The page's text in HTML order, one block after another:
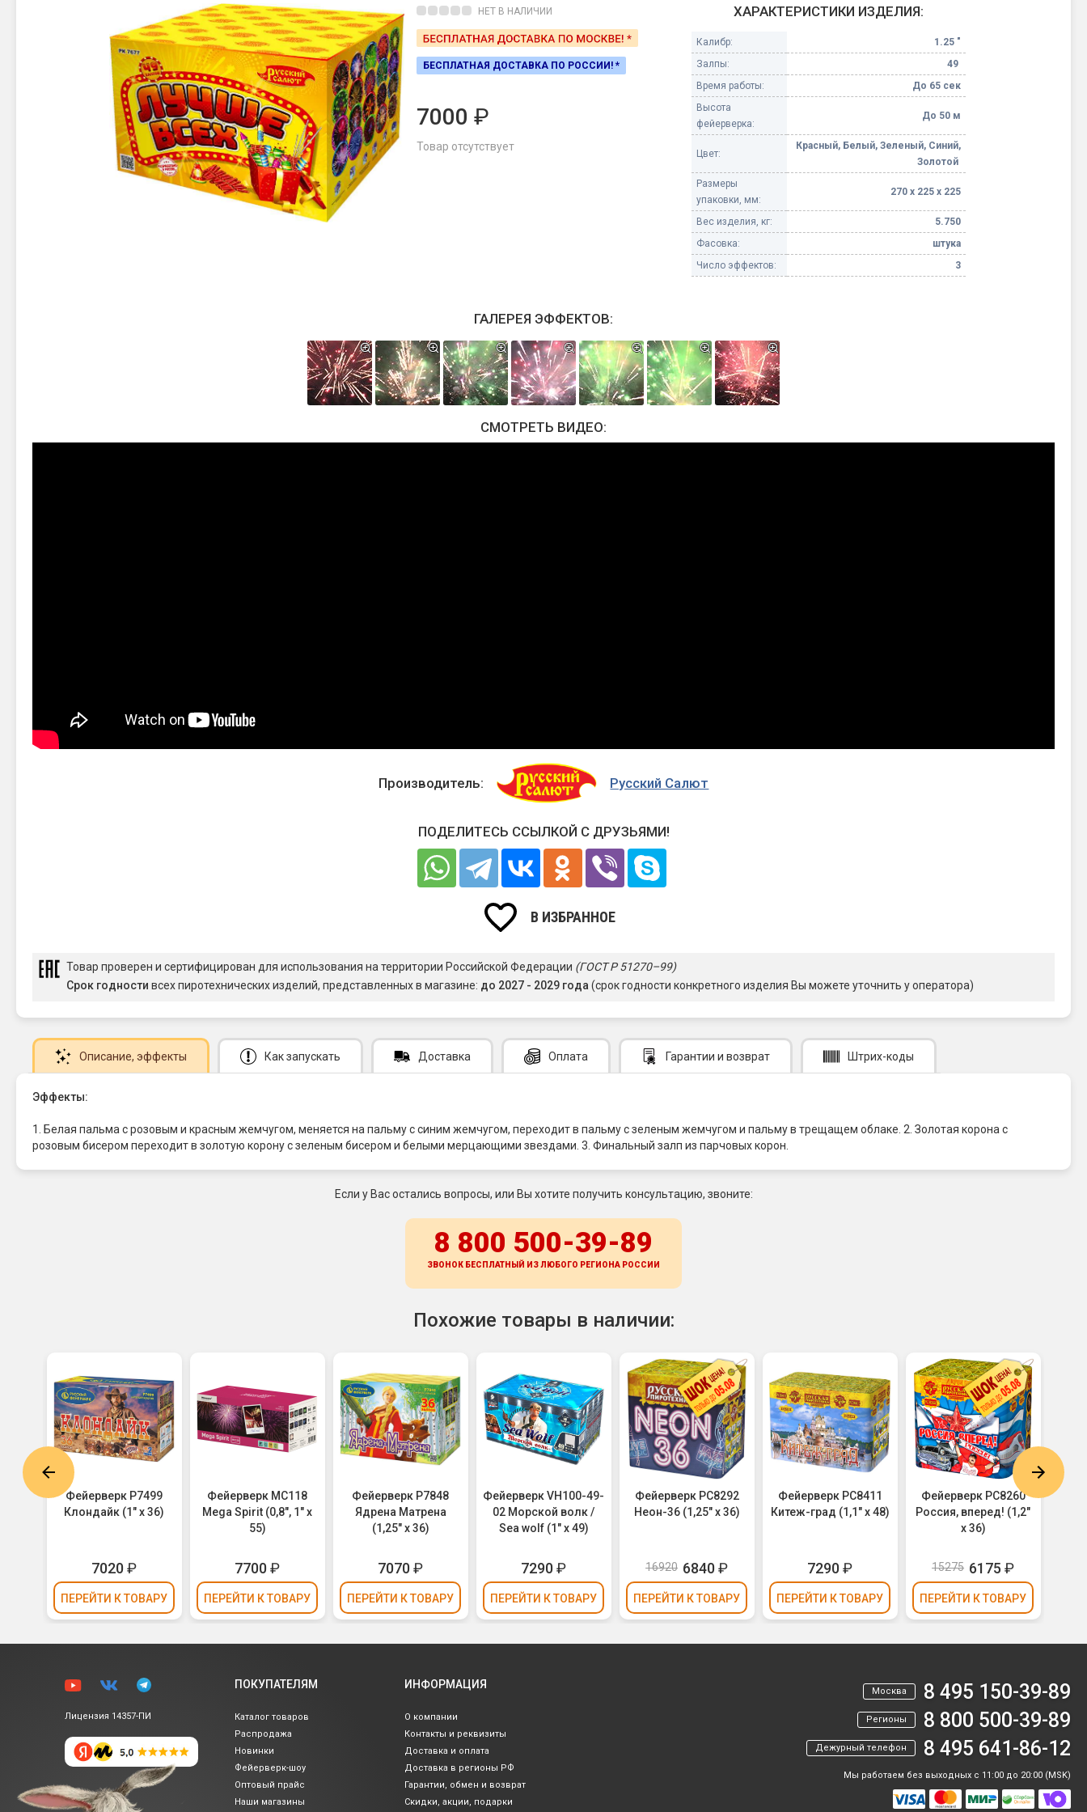
Новинки 2025/26
Фейерверки на свадьбу
Фейерверк-шоу
Батареи салютов
Цветной дым
Петарды
Терочные
Фитильные
Лимонки, гранаты
Корсары
Летающие и наземные
Бабочки, пчелы
Жуки
Циркоблицы
Стробоскопы
Сигнальная пиротехника
Бенгальские огни
Бенгальские огни малые
Бенгальские огни большие
Фонтаны в торт (холодные)
Фонтаны сценические (холодные)
Фестивальные шары
Небесные фонарики
Оборудование для
Елочные гирлянды
НЕТ В НАЛИЧИИ
БЕСПЛАТНАЯ ДОСТАВКА ПО РОССИИ! *
7000 ₽
Товар отсутствует
ХАРАКТЕРИСТИКИ ИЗДЕЛИЯ:
Калибр:
1.25 "
Залпы:
49
Время работы:
До 65 сек
Высота
фейерверка:
До 50 м
Цвет:
Красный, Белый, Зеленый, Синий,
Золотой
Размеры
упаковки, мм:
270 х 225 х 225
Вес изделия, кг:
5.750
Фасовка:
штука
Число эффектов:
3
ГАЛЕРЕЯ ЭФФЕКТОВ:
СМОТРЕТЬ ВИДЕО:
Производитель: Русский Салют
ПОДЕЛИТЕСЬ ССЫЛКОЙ С ДРУЗЬЯМИ!
В ИЗБРАННОЕ
Товар проверен и сертифицирован для использования на территории Российской Федерации (ГОСТ Р 51270–99)
Срок годности всех пиротехнических изделий, представленных в магазине: до 2027 - 2029 года (срок годности конкретного изделия Вы можете уточнить у оператора)
Описание, эффекты Как запускать Доставка Оплата Гарантии и возврат Штрих-коды
Эффекты:
1. Белая пальма с розовым и красным жемчугом, меняется на пальму с синим жемчугом, переходит в пальму с зеленым жемчугом и пальму в трещащем облаке. 2. Золотая корона с
розовым бисером переходит в золотую корону с зеленым бисером и белыми мерцающими звездами. 3. Финальный залп из парчовых корон.
Если у Вас остались вопросы, или Вы хотите получить консультацию, звоните:
8 800 500-39-89
ЗВОНОК БЕСПЛАТНЫЙ ИЗ ЛЮБОГО РЕГИОНА РОССИИ
Похожие товары в наличии:
Фейерверк Р7499
Клондайк (1" х 36)
7020₽
ПЕРЕЙТИ К ТОВАРУ
Фейерверк MC118
Mega Spirit (0,8", 1" х
55)
7700₽
ПЕРЕЙТИ К ТОВАРУ
Фейерверк Р7848
Ядрена Матрена
(1,25" х 36)
7070₽
ПЕРЕЙТИ К ТОВАРУ
Фейерверк VH100-49-
02 Морской волк /
Sea wolf (1" х 49)
7290₽
ПЕРЕЙТИ К ТОВАРУ
Фейерверк РС8292
Неон-36 (1,25" х 36)
16920 6840₽
ПЕРЕЙТИ К ТОВАРУ
Фейерверк РС8411
Китеж-град (1,1" х 48)
7290₽
ПЕРЕЙТИ К ТОВАРУ
Фейерверк РС8260
Россия, вперед! (1,2"
х 36)
15275 6175 ₽
ПЕРЕЙТИ К ТОВАРУ
Лицензия 14357-ПИ
ПОКУПАТЕЛЯМ
Каталог товаров
Распродажа
Новинки
Фейерверк-шоу
Оптовый прайс
Наши магазины
ИНФОРМАЦИЯ
О компании
Контакты и реквизиты
Доставка и оплата
Доставка в регионы РФ
Гарантии, обмен и возврат
Скидки, акции, подарки
Москва 8 495 150-39-89
Регионы 8 800 500-39-89
Дежурный телефон 8 495 641-86-12
Мы работаем без выходных с 11:00 до 20:00 (MSK)